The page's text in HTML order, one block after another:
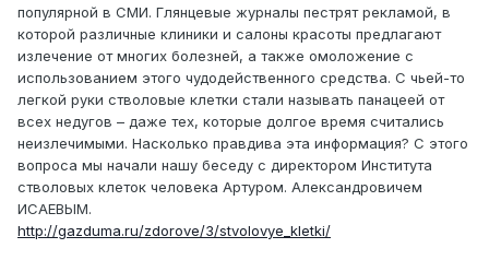
популярной в СМИ. Глянцевые журналы пестрят рекламой, в
которой различные клиники и салоны красоты предлагают
излечение от многих болезней, а также омоложение с
использованием этого чудодейственного средства. С чьей-то
легкой руки стволовые клетки стали называть панацеей от
всех недугов – даже тех, которые долгое время считались
неизлечимыми. Насколько правдива эта информация? С этого
вопроса мы начали нашу беседу с директором Института
стволовых клеток человека Артуром. Александровичем
ИСАЕВЫМ.
http://gazduma.ru/zdorove/3/stvolovye_kletki/